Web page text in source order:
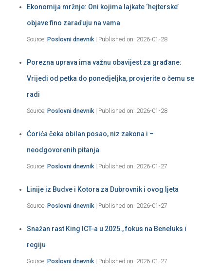
Ekonomija mržnje: Oni kojima lajkate ‘hejterske’
objave fino zarađuju na vama
Source: Poslovni dnevnik Published on: 2026-01-28
Porezna uprava ima važnu obavijest za građane:
Vrijedi od petka do ponedjeljka, provjerite o čemu se
radi
Source: Poslovni dnevnik Published on: 2026-01-28
Ćorića čeka obilan posao, niz zakona i –
neodgovorenih pitanja
Source: Poslovni dnevnik Published on: 2026-01-27
Linije iz Budve i Kotora za Dubrovnik i ovog ljeta
Source: Poslovni dnevnik Published on: 2026-01-27
Snažan rast King ICT-a u 2025., fokus na Beneluks i
regiju
Source: Poslovni dnevnik Published on: 2026-01-27